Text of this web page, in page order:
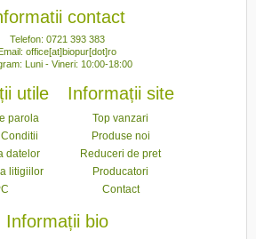
contact
Telefon: 0721 393 383
office[at]biopur[dot]ro
Luni - Vineri: 10:00-18:00
utile
parola
datelor
litigiilor
Informații site
Top vanzari
Produse noi
Reduceri de pret
Producatori
Contact
Informații bio